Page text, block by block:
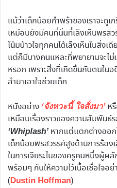
แม้ว่าเด็กน้อยกำพร้าของเราจะดู
เหมือนยังมีคนที่นั่นที่เล็งเห็นพรสว
โน้มน้าวใจทุกคนได้เล็งเห็นในสิ่งเ
แต่ก็มีบางคนแหละที่พยายามจะไม่
หรอก เพราะสิ่งที่เกิดขึ้นกับตนใน
ลำมาเอาใจช่วยเด็ก
หนังอย่าง ‘จังหวะนี้ ใจสั่งมา’ ห
เหมือนเรื่องราวของความสัมพันธ์
‘Whiplash’ หากแต่แตกต่างออ
เด็กน้อยพรสวรรค์สูงด้านการร้อง
ในการเจียระไนของครูคนหนึ่งผู้
พร้อมๆ กับให้ความไว้เนื้อเชื่อใจอ
(Dustin Hoffman)